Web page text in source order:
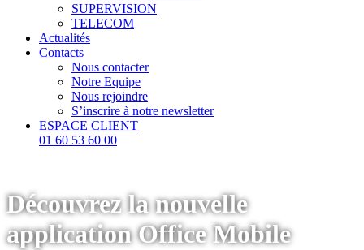
SUPERVISION
TELECOM
Actualités
Contacts
Nous contacter
Notre Equipe
Nous rejoindre
S’inscrire à notre newsletter
ESPACE CLIENT
01 60 53 60 00
Découvrez la nouvelle
application Office Mobile